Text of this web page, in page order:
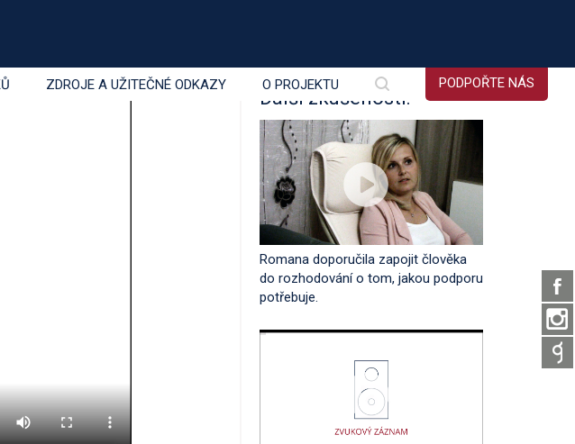
PODPOŘTE NÁS
ZDROJE A UŽITEČNÉ ODKAZY O PROJEKTU
Další zkušenosti:
Romana doporučila zapojit člověka
do rozhodování o tom, jakou podporu
potřebuje.